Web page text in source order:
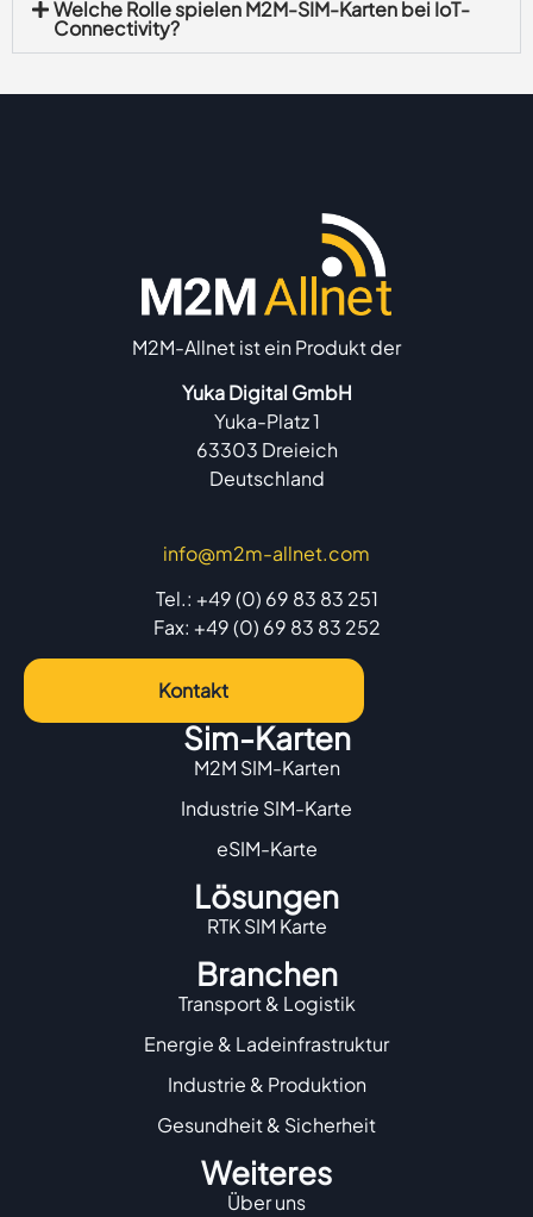
Welche Rolle spielen M2M-SIM-Karten bei IoT-
Connectivity?
M2M-Allnet ist ein Produkt der
Yuka Digital GmbH
Yuka-Platz 1
63303 Dreieich
Deutschland
info@m2m-allnet.com
Tel.: +49 (0) 69 83 83 251
Fax: +49 (0) 69 83 83 252
Kontakt
Sim-Karten
M2M SIM-Karten
Industrie SIM-Karte
eSIM-Karte
Lösungen
RTK SIM Karte
Branchen
Transport & Logistik
Energie & Ladeinfrastruktur
Industrie & Produktion
Gesundheit & Sicherheit
Weiteres
Über uns